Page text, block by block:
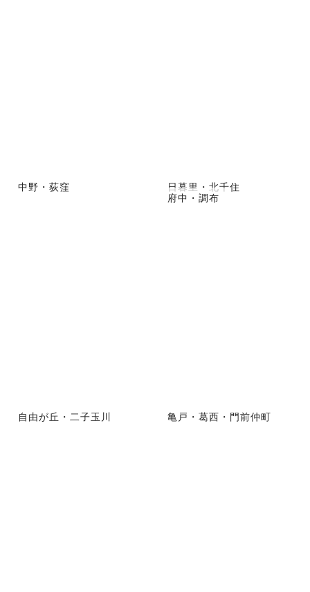
中野・荻窪
日暮里・北千住
府中・調布
自由が丘・二子玉川 亀戸・葛西・門前仲町